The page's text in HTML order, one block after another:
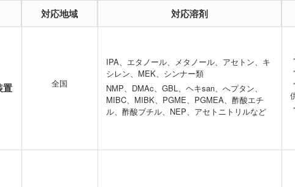
対応地域 対応溶剤
置 全国
IPA、エタノール、メタノール、アセトン、キ
シレン、MEK、シンナー類
NMP、DMAc、GBL、ヘキsan、へプタン、
MIBC、MIBK、PGME、PGMEA、酢酸エチ
ル、酢酸ブチル、NEP、アセトニトリルなど